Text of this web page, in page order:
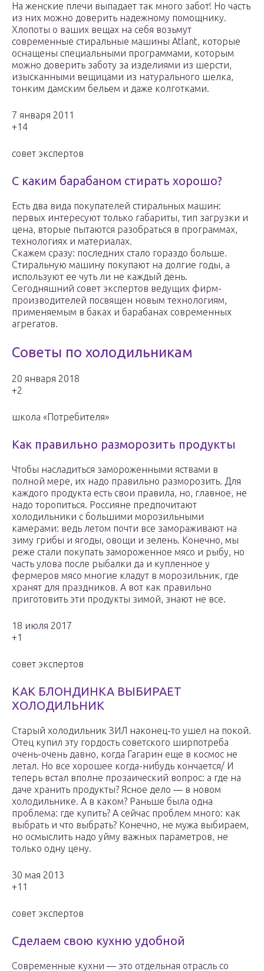
На женские плечи выпадает так много забот! Но часть
из них можно доверить надежному помощнику.
Хлопоты о ваших вещах на себя возьмут
современные стиральные машины Atlant, которые
оснащены специальными программами, которым
можно доверить заботу за изделиями из шерсти,
изысканными вещицами из натурального шелка,
тонким дамским бельем и даже колготками.
7 января 2011
+14
совет экспертов
С каким барабаном стирать хорошо?
Есть два вида покупателей стиральных машин:
первых интересуют только габариты, тип загрузки и
цена, вторые пытаются разобраться в программах,
технологиях и материалах.
Скажем сразу: последних стало гораздо больше.
Стиральную машину покупают на долгие годы, а
используют ее чуть ли не каждый день.
Сегодняшний совет экспертов ведущих фирм-
производителей посвящен новым технологиям,
применяемым в баках и барабанах современных
агрегатов.
Советы по холодильникам
20 января 2018
+2
школа «Потребителя»
Как правильно разморозить продукты
Чтобы насладиться замороженными яствами в
полной мере, их надо правильно разморозить. Для
каждого продукта есть свои правила, но, главное, не
надо торопиться. Россияне предпочитают
холодильники с большими морозильными
камерами: ведь летом почти все замораживают на
зиму грибы и ягоды, овощи и зелень. Конечно, мы
реже стали покупать замороженное мясо и рыбу, но
часть улова после рыбалки да и купленное у
фермеров мясо многие кладут в морозильник, где
хранят для праздников. А вот как правильно
приготовить эти продукты зимой, знают не все.
18 июля 2017
+1
совет экспертов
КАК БЛОНДИНКА ВЫБИРАЕТ
ХОЛОДИЛЬНИК
Старый холодильник ЗИЛ наконец-то ушел на покой.
Отец купил эту гордость советского ширпотреба
очень-очень давно, когда Гагарин еще в космос не
летал. Но все хорошее когда-нибудь кончается/ И
теперь встал вполне прозаический вопрос: а где на
даче хранить продукты? Ясное дело — в новом
холодильнике. А в каком? Раньше была одна
проблема: где купить? А сейчас проблем много: как
выбрать и что выбрать? Конечно, не мужа выбираем,
но осмыслить надо уйму важных параметров, не
только одну цену.
30 мая 2013
+11
совет экспертов
Сделаем свою кухню удобной
Современные кухни — это отдельная отрасль со